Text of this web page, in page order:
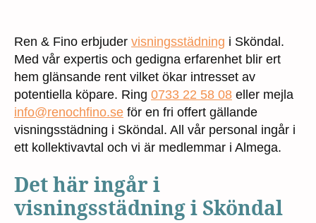
Ren & Fino erbjuder visningsstädning i Sköndal.
Med vår expertis och gedigna erfarenhet blir ert
hem glänsande rent vilket ökar intresset av
potentiella köpare. Ring 0733 22 58 08 eller mejla
info@renochfino.se för en fri offert gällande
visningsstädning i Sköndal. All vår personal ingår i
ett kollektivavtal och vi är medlemmar i Almega.
Det här ingår i
visningsstädning i Sköndal